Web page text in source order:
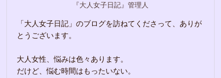
『大人女子日記』管理人
「大人女子日記」のブログを訪ねてくださって、ありが
とうございます。
大人女性、悩みは色々あります。
だけど、悩む時間はもったいない。